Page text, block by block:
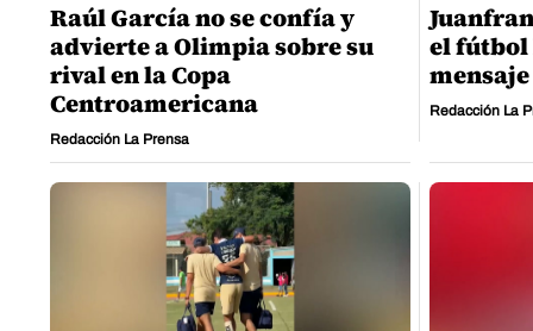
Raúl García no se confía y
advierte a Olimpia sobre su
rival en la Copa
Centroamericana
Redacción La Prensa
el fútbol
Redacción La